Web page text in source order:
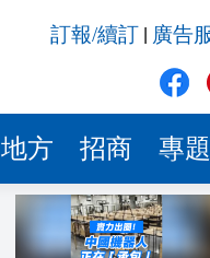
訂報/續訂 廣告
地方 招商 專題